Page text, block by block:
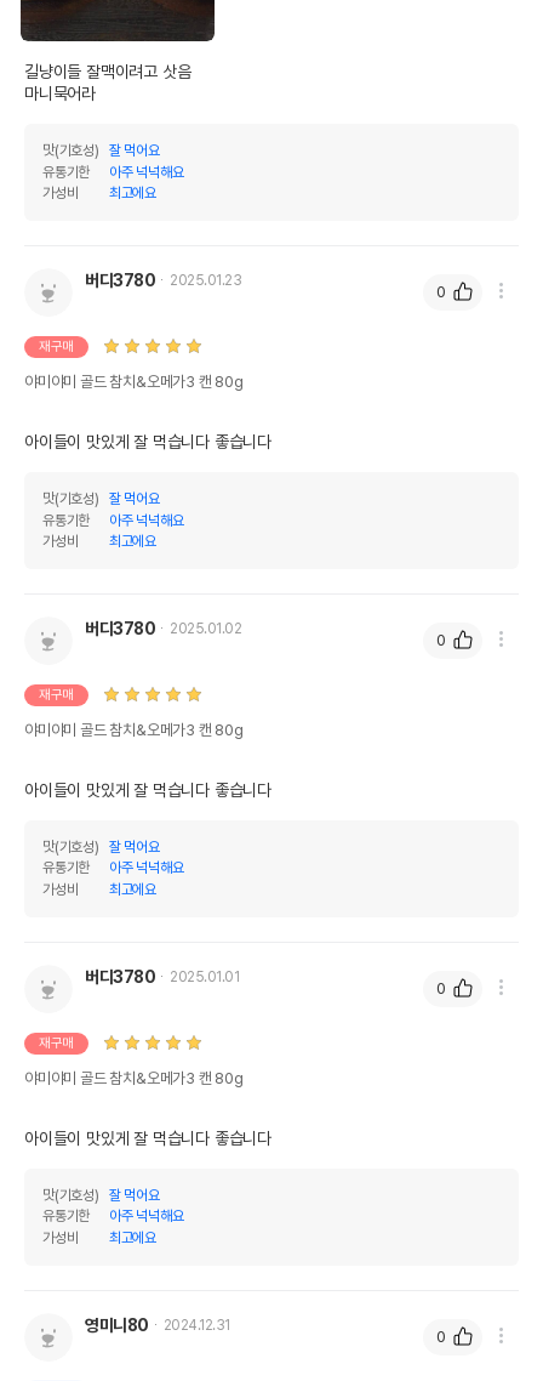
길냥이들 잘맥이려고 삿음
마니묵어라
맛(기호성)
잘 먹어요
유통기한
아주 넉넉해요
가성비
최고에요
버디3780 2025.01.23
재구매
야미야미 골드 참치&오메가3 캔 80g
아이들이 맛있게 잘 먹습니다 좋습니다
맛(기호성)
잘 먹어요
유통기한
아주 넉넉해요
가성비
최고에요
0
버디3780 2025.01.02
재구매
야미야미 골드 참치&오메가3 캔 80g
아이들이 맛있게 잘 먹습니다 좋습니다
맛(기호성)
잘 먹어요
유통기한
아주 넉넉해요
가성비
최고에요
0
버디3780 2025.01.01
재구매
야미야미 골드 참치&오메가3 캔 80g
아이들이 맛있게 잘 먹습니다 좋습니다
맛(기호성)
잘 먹어요
유통기한
아주 넉넉해요
가성비
최고에요
0
영미니80 2024.12.31
0